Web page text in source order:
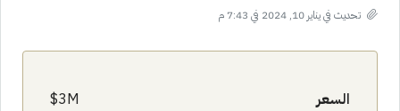
تحديث في يناير 10, 2024 في 7:43 م
السعر 3M$